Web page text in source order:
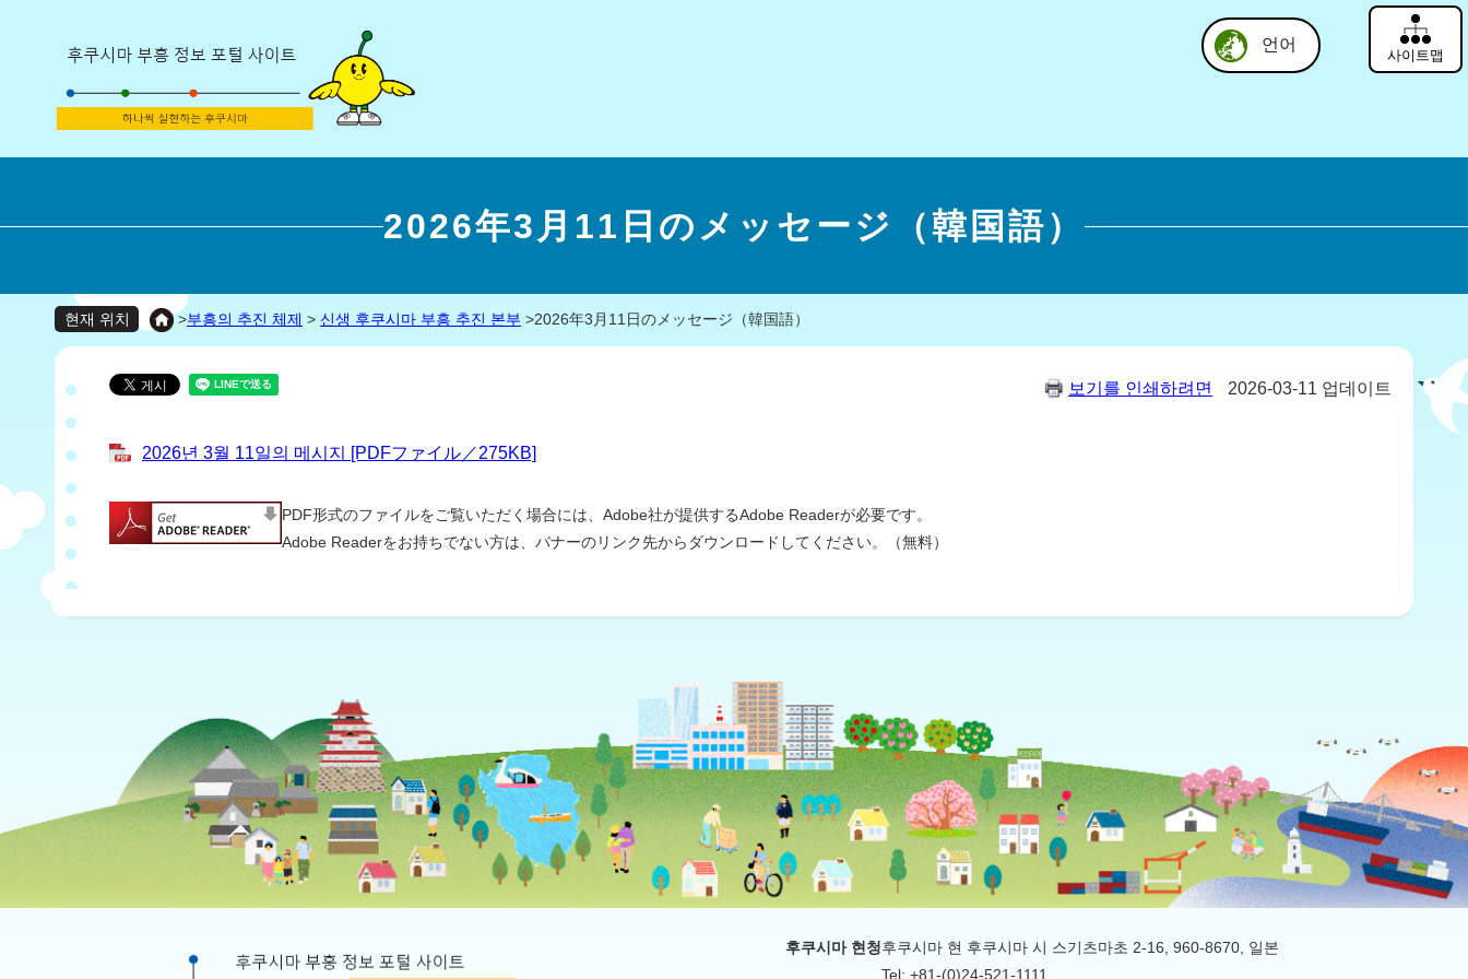
언어
사이트맵
2026年3月11日のメッセージ（韓国語）
현재 위치 >부흥의 추진 체제 > 신생 후쿠시마 부흥 추진 본부 >2026年3月11日のメッセージ（韓国語）
보기를 인쇄하려면 2026-03-11 업데이트
2026년 3월 11일의 메시지 [PDFファイル／275KB]
PDF形式のファイルをご覧いただく場合には、Adobe社が提供するAdobe Readerが必要です。
Adobe Readerをお持ちでない方は、バナーのリンク先からダウンロードしてください。（無料）
후쿠시마 현청후쿠시마 현 후쿠시마 시 스기츠마초 2-16, 960-8670, 일본
Tel: +81-(0)24-521-1111